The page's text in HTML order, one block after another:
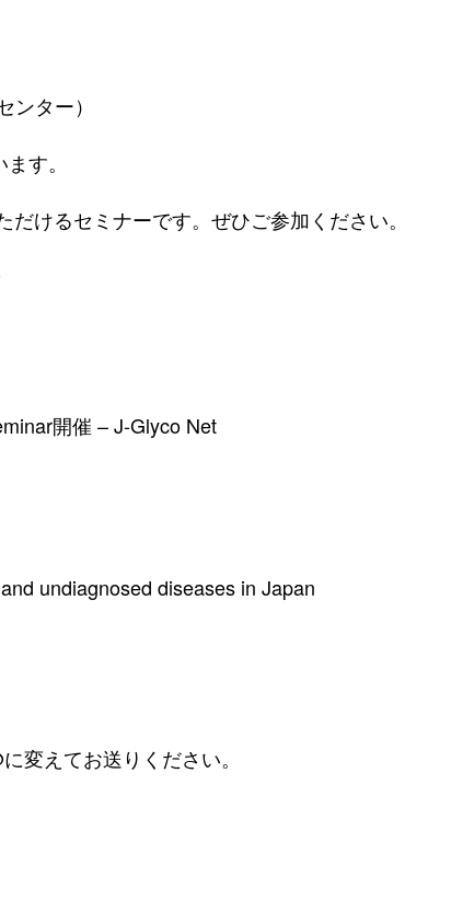
ター）
す。
けるセミナーです。ぜひご参加ください。
開催 – J-Glyco Net
undiagnosed diseases in Japan
えてお送りください。